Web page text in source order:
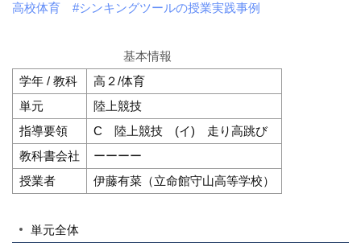
高校体育
#シンキングツールの授業実践事例
基本情報
学年 / 教科
高２/体育
単元
陸上競技
指導要領
C 陸上競技 (イ) 走り高跳び
教科書会社
ーーーー
授業者
伊藤有菜（立命館守山高等学校）
単元全体